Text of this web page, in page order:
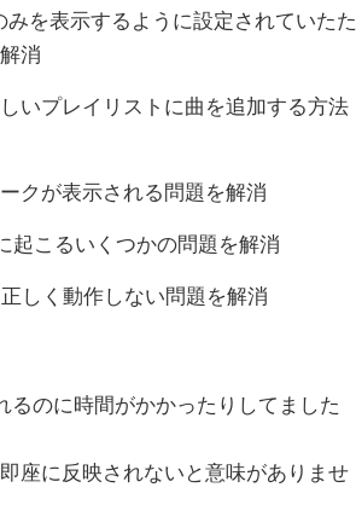
を表示するように設定されていたた
消
いプレイリストに曲を追加する方法
クが表示される問題を解消
起こるいくつかの問題を解消
しく動作しない問題を解消
るのに時間がかかったりしてました
座に反映されないと意味がありませ